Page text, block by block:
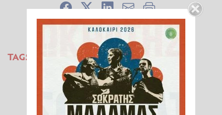
TAGS: ΜΑΥΡΗ ΘΑΛΑΣΣΑ
ΤΑΝΚΕΡ
ΕΠΙΘΕΣΗ
DRONE